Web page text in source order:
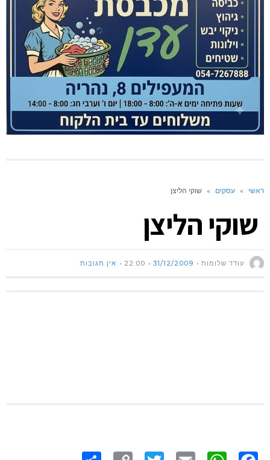
ראשי » עסקים » שוקי הליצן
שוקי הליצן
עודד שלומות 31/12/2009
22:00 אין תגובות